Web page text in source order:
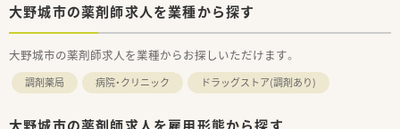
大野城市の薬剤師求人を業種から探す
大野城市の薬剤師求人を業種からお探しいただけます。
調剤薬局 病院・クリニック ドラッグストア(調剤あり)